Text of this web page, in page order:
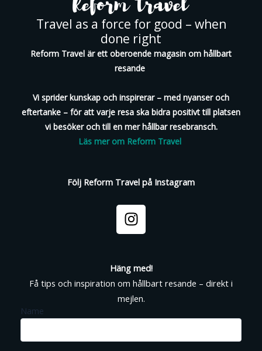
Travel as a force for good – when
done right
Reform Travel är ett oberoende magasin om hållbart
resande
Vi sprider kunskap och inspirerar – med nyanser och
eftertanke – för att varje resa ska bidra positivt till platsen
vi besöker och till en mer hållbar resebransch.
Läs mer om Reform Travel
Följ Reform Travel på Instagram
I
n
s
a
g
r
a
Häng med!
Få tips och inspiration om hållbart resande – direkt i
mejlen.
Name